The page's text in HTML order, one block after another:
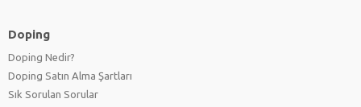
Doping
Doping Nedir?
Doping Satın Alma Şartları
Sık Sorulan Sorular